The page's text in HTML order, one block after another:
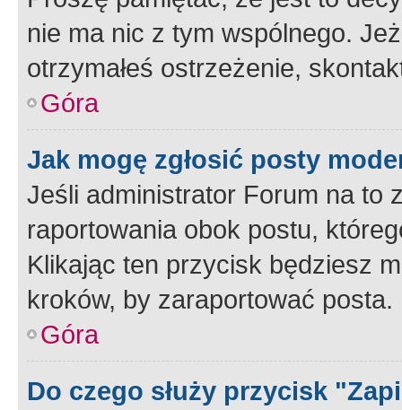
nie ma nic z tym wspólnego.
otrzymałeś ostrzeżenie,
Góra
Jak mogę zgłosić posty
Jeśli administrator Forum na to
raportowania obok postu,
Klikając ten przycisk będziesz
kroków, by zaraportować posta.
Góra
Do czego służy przycisk